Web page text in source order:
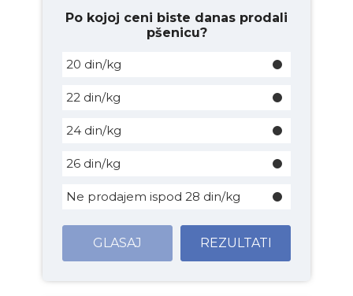
Po kojoj ceni biste danas prodali
pšenicu?
20 din/kg
22 din/kg
24 din/kg
26 din/kg
Ne prodajem ispod 28 din/kg
GLASAJ REZULTATI